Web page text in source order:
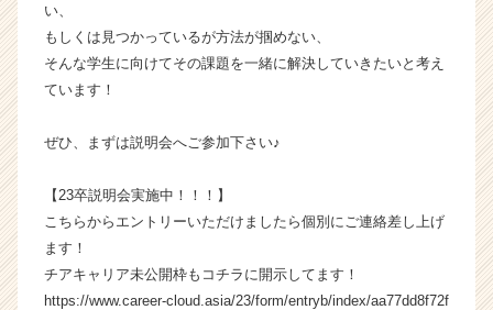
ア
キ
ア
e
e
C
a
い、
もしくは見つかっているが方法が掴めない、
そんな学生に向けてその課題を一緒に解決していきたいと考え
ています！
ぜひ、まずは説明会へご参加下さい♪
【23卒説明会実施中！！！】
こちらからエントリーいただけましたら個別にご連絡差し上げ
ます！
チアキャリア未公開枠もコチラに開示してます！
https://www.career-cloud.asia/23/form/entryb/index/aa77dd8f72f